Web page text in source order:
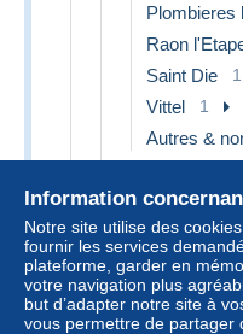
Plombieres
Raon
Saint Die 1
Vittel 1
Autres &
Autres &
[92] Hauts de
Asnieres
Rueil
Information
Notre site utilise des
fournir les services
plateforme, garder en
votre navigation plus
but d’adapter notre site à
vous permettre de partager